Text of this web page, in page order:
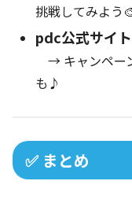
挑戦してみよう
pdc公式サイ
→ キャンペー
も♪
✅ まとめ